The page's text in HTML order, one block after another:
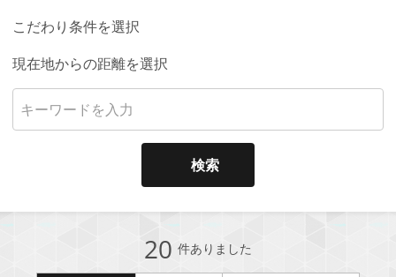
こだわり条件を選択
現在地からの距離を選択
検索
20 件ありました